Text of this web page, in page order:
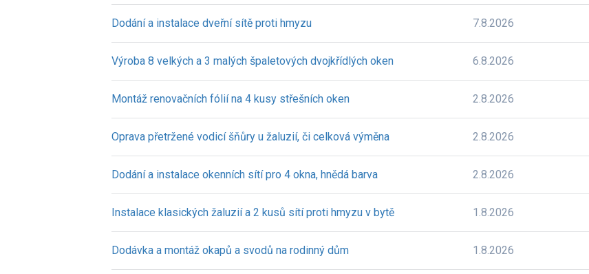
Dodání a instalace dveřní sítě proti hmyzu 7.8.2026
Výroba 8 velkých a 3 malých špaletových dvojkřídlých oken 6.8.2026
Montáž renovačních fólií na 4 kusy střešních oken 2.8.2026
Oprava přetržené vodicí šňůry u žaluzií, či celková výměna 2.8.2026
Dodání a instalace okenních sítí pro 4 okna, hnědá barva 2.8.2026
Instalace klasických žaluzií a 2 kusů sítí proti hmyzu v bytě 1.8.2026
Dodávka a montáž okapů a svodů na rodinný dům 1.8.2026